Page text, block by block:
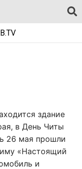
здание
в День Читы
26 мая прошли
«Настоящий
и